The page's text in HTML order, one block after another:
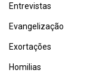
Entrevistas
Evangelização
Exortações
Homilias